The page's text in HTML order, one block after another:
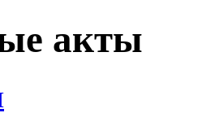
акты